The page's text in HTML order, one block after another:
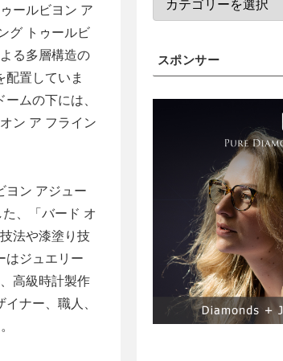
ールビヨン ア
グ トゥールビ
る多層構造の
置していま
ムの下には、
ン ア フライン
ヨン アジュー
、「バード オ
法や漆塗り技
はジュエリー
高級時計製作
ナー、職人、
スポンサー